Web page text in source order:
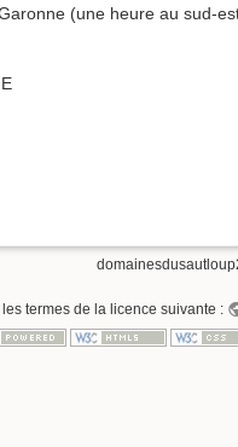
(une heure au sud-
termes de la licence suivante :